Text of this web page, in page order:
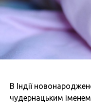
В Індії
чудернацьким